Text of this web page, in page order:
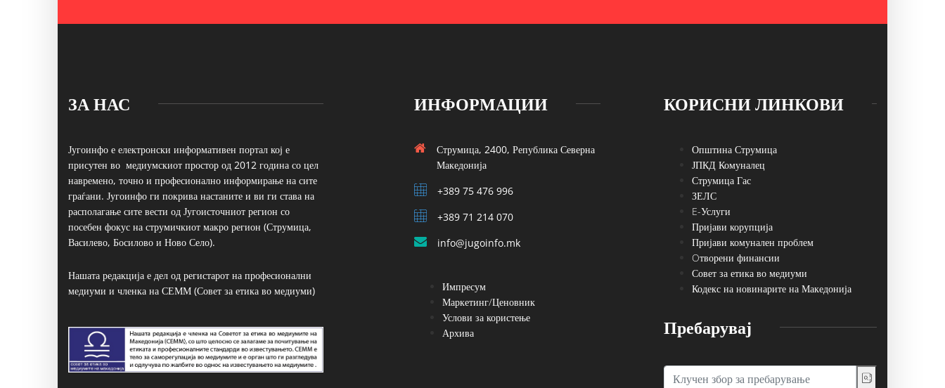
ЗА НАС
Југоинфо е електронски информативен портал кој е
присутен во медиумскиот простор од 2012 година со цел
навремено, точно и професионално информирање на сите
граѓани. Југоинфо ги покрива настаните и ви ги става на
располагање сите вести од Југоисточниот регион со
посебен фокус на струмичкиот макро регион (Струмица,
Василево, Босилово и Ново Село).
Нашата редакција е дел од регистарот на професионални
медиуми и членка на СЕММ (Совет за етика во медиуми)
ИНФОРМАЦИИ
Струмица, 2400, Република Северна
Македонија
+389 75 476 996
+389 71 214 070
info@jugoinfo.mk
Импресум
Маркетинг/Ценовник
Услови за користење
Архива
КОРИСНИ ЛИНКОВИ
Општина Струмица
ЈПКД Комуналец
Струмица Гас
ЗЕЛС
E-Услуги
Пријави корупција
Пријави комунален проблем
Oтворени финансии
Совет за етика во медиуми
Кодекс на новинарите на Македонија
Пребарувај